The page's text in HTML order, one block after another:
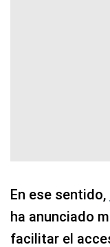
En ese sentido,
ha anunciado
facilitar el